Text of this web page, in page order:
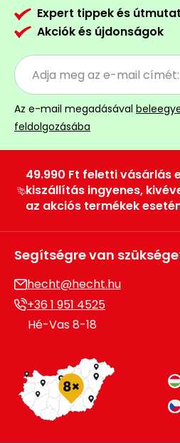
Expert tippek és
Akciók és újdonságok
Az e-mail megadásával
feldolgozásába
49.990 Ft feletti vásárlás
kiszállítás ingyenes,
az akciós termékek
Segítségre van
hecht@hecht.hu
+36 1 951 4525
Hé-Vas 8-18